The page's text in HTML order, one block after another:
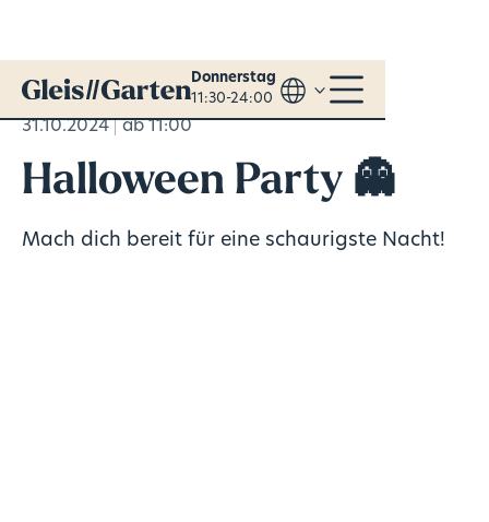
Donnerstag
11:30-24:00
31.10.2024 ab 11:00
Halloween Party 👻
Mach dich bereit für eine schaurigste Nacht!